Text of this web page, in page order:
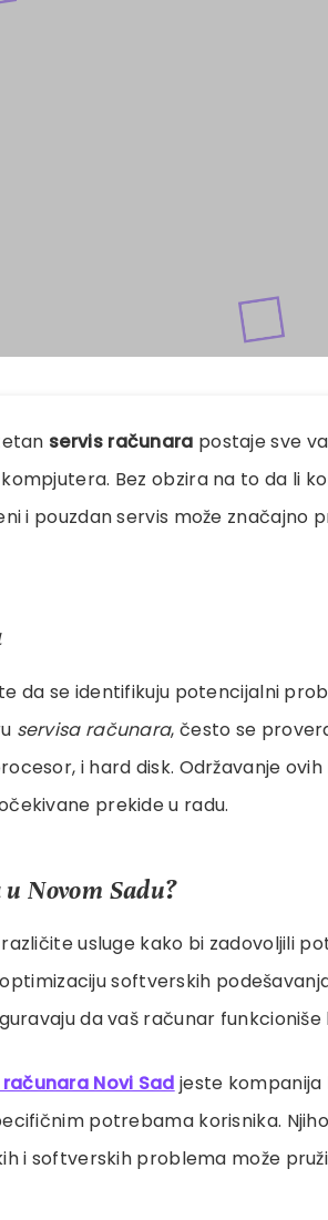
servis računara postaje sve
Bez obzira na to da li
i pouzdan servis može značajno
da se identifikuju potencijalni
servisa računara, često se
i hard disk. Održavanje
prekide u radu.
Novom Sadu?
usluge kako bi zadovoljili
softverskih
da vaš računar funkcioniše
Novi Sad jeste kompanija
potrebama korisnika.
i softverskih problema može